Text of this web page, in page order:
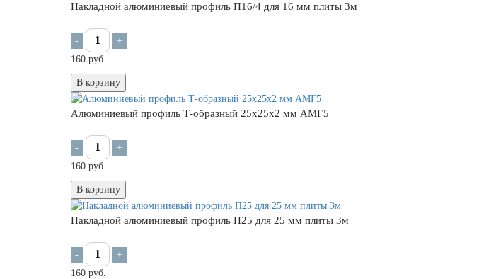
Накладной алюминиевый профиль П16/4 для 16 мм плиты 3м
-
+
160 руб.
В корзину
Алюминиевый профиль Т-образный 25х25х2 мм АМГ5
-
+
160 руб.
В корзину
Накладной алюминиевый профиль П25 для 25 мм плиты 3м
-
+
160 руб.